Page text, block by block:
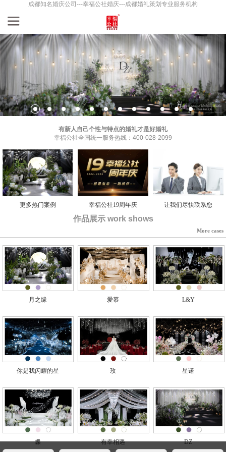
成都知名婚庆公司---幸福公社婚庆---成都婚礼策划专业服务机构
有新人自己个性与特点的婚礼才是好婚礼
幸福公社全国统一服务热线：400-028-2099
更多热门案例 幸福公社19周年庆 让我们尽快联系您
作品展示 work shows
More cases
月之缘 爱慕 L&Y
你是我闪耀的星 玫 星诺
蝶 有幸相遇 DZ